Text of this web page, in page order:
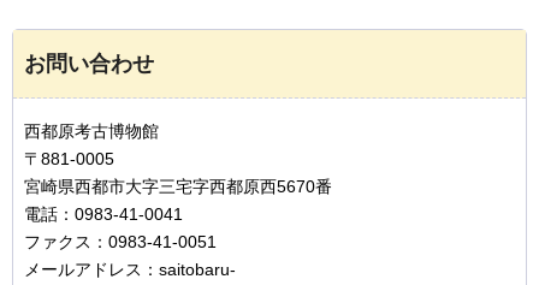
お問い合わせ
西都原考古博物館
〒881-0005
宮崎県西都市大字三宅字西都原西5670番
電話：0983-41-0041
ファクス：0983-41-0051
メールアドレス：saitobaru-